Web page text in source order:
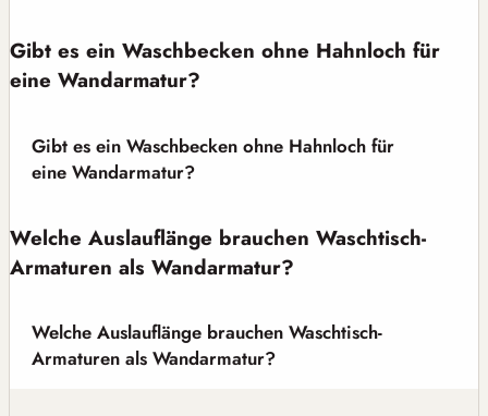
Gibt es ein Waschbecken ohne Hahnloch für
eine Wandarmatur?
Gibt es ein Waschbecken ohne Hahnloch für
eine Wandarmatur?
Welche Auslauflänge brauchen Waschtisch-
Armaturen als Wandarmatur?
Welche Auslauflänge brauchen Waschtisch-
Armaturen als Wandarmatur?